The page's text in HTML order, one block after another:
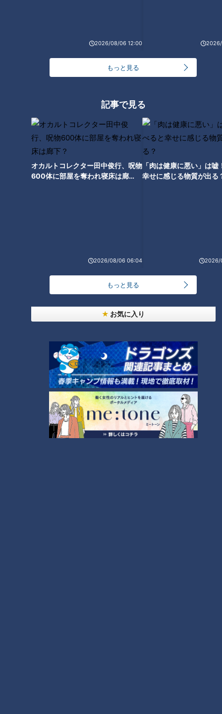
2026/08/06 12:00
もっと見る
記事で見る
オカルトコレクター田中俊行、呪物
600体に部屋を奪われ寝床は廊
2026/08/06 06:04
「肉は健康に悪い」は嘘
幸せに感じる物質が出る
2026/
もっと見る
お気に入り
り柔らかな食感。さらにカットレモンが添えてあり、全体にか
けるとさっぱりと食べられます。
て、おいしいなと思いました」
次の目標は？
ゆとりたっぷりの時間をもたらしてくれた「でら楽ペアシー
自力で実現できたら、その魅力をあらためて伝えたいところで
す。安藤は最後に、リスナーへ向けてこう呼びかけました。
安藤「ぜひ私にパワーを分けてください」
この記事の画像を見る
この記事を見たあなたへのおすすめ